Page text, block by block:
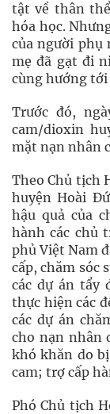
tật về thân
hóa học.
của người phụ
mẹ đã gạt đi
cùng hướng
Trước đó,
cam/dioxin
mặt nạn nhân
Theo Chủ tịch
huyện Hoài
hậu quả của
hành các chủ
phủ Việt Nam
cấp, chăm sóc
các dự án tẩy
thực hiện các
các dự án
cho nạn nhân
khó khăn do
cam; trợ cấp
Phó Chủ tịch